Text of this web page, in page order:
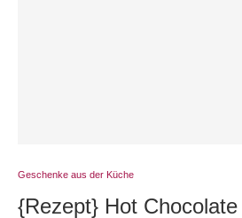
Geschenke aus der Küche
{Rezept} Hot